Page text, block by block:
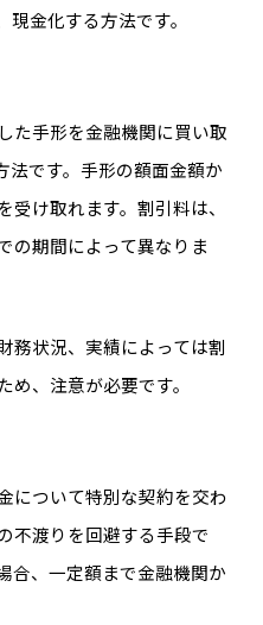
金化する方法です。
た手形を金融機関に買い取
法です。手形の額面金額か
け取れます。割引料は、
の期間によって異なりま
務状況、実績によっては割
、注意が必要です。
について特別な契約を交わ
不渡りを回避する手段で
合、一定額まで金融機関か